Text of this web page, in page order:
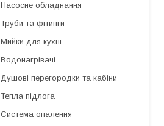
Насосне обладнання
Труби та фітинги
Мийки для кухні
Водонагрівачі
Душові перегородки та кабіни
Тепла підлога
Система опалення